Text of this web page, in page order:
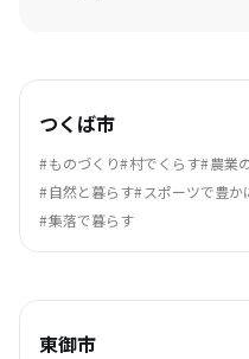
つくば市
ものづくり 村でくらす 農業
自然と暮らす スポーツで豊か
集落で暮らす
東御市